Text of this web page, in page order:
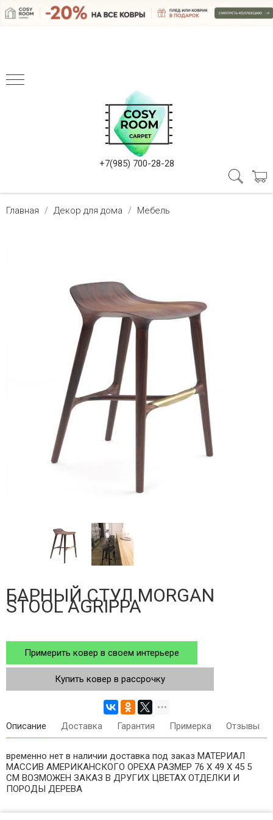
+7(985) 700-28-28
Главная Декор для дома Мебель
БАРНЫЙ СТУЛ MORGAN
STOOL AGRIPPA
Примерить ковер в своем интерьере
Купить ковер в рассрочку
Описание Доставка Гарантия Примерка Отзывы
временно нет в наличии доставка под заказ МАТЕРИАЛ
МАССИВ АМЕРИКАНСКОГО ОРЕХА РАЗМЕР 76 Х 49 Х 45 5
СМ ВОЗМОЖЕН ЗАКАЗ В ДРУГИХ ЦВЕТАХ ОТДЕЛКИ И
ПОРОДЫ ДЕРЕВА